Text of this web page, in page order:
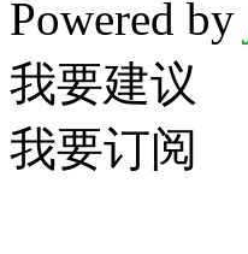
Powered by
我要建议
我要订阅